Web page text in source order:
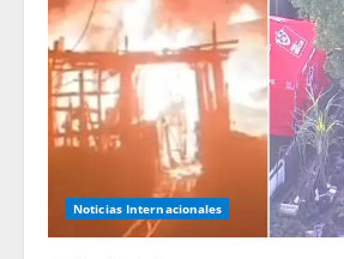
Noticias Internacionales